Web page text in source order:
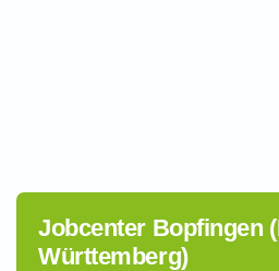
Jobcenter Bopfingen
Württemberg)